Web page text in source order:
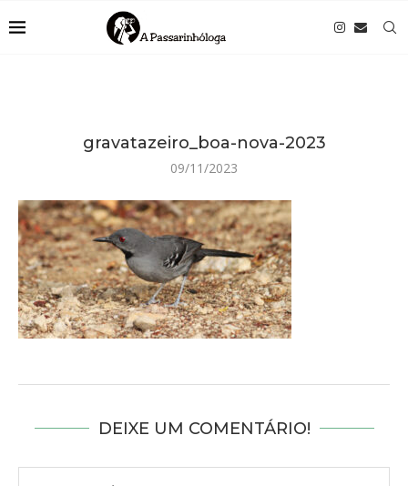
gravatazeiro_boa-nova-2023
09/11/2023
DEIXE UM COMENTÁRIO!